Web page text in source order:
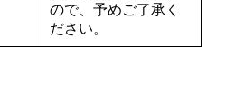
ので、予めご了承く
ださい。